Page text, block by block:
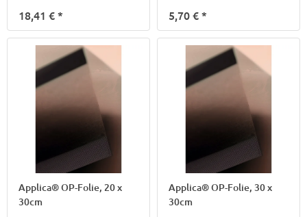
18,41 €* 5,70 €*
Applica® OP-Folie, 20 x
30cm
Applica® OP-Folie, 30 x
30cm